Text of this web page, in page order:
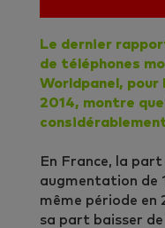
Le dernier
de téléphones
Worldpanel,
2014, montre
En France, la
augmentation de
même période en
sa part baisser de